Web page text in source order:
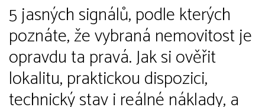
5 jasných signálů, podle kterých
poznáte, že vybraná nemovitost je
opravdu ta pravá. Jak si ověřit
lokalitu, praktickou dispozici,
technický stav i reálné náklady, a